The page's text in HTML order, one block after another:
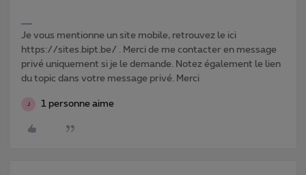
Je vous mentionne un site mobile, retrouvez le ici
https://sites.bipt.be/ . Merci de me contacter en message
privé uniquement si je le demande. Notez également le lien
du topic dans votre message privé. Merci
J 1 personne aime